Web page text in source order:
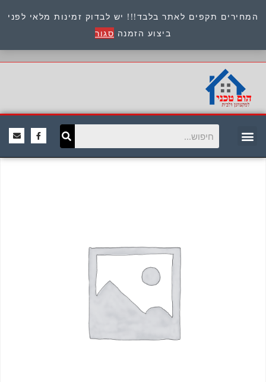
המחירים תקפים לאתר בלבד!!! יש לבדוק זמינות מלאי לפני
ביצוע הזמנה סגור
כתובת : היוזמים 9 אור יהודה שירות לקוחות 054-
8945722